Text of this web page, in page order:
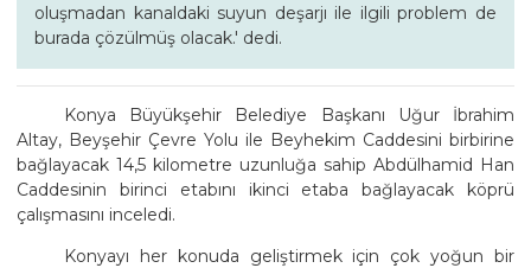
oluşmadan kanaldaki suyun deşarjı ile ilgili problem de
burada çözülmüş olacak.' dedi.
Konya Büyükşehir Belediye Başkanı Uğur İbrahim
Altay, Beyşehir Çevre Yolu ile Beyhekim Caddesini birbirine
bağlayacak 14,5 kilometre uzunluğa sahip Abdülhamid Han
Caddesinin birinci etabını ikinci etaba bağlayacak köprü
çalışmasını inceledi.
Konyayı her konuda geliştirmek için çok yoğun bir